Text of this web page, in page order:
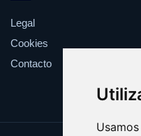
Legal
Cookies
Contacto